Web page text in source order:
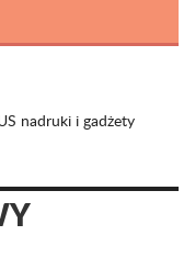
nadruki i gadżety